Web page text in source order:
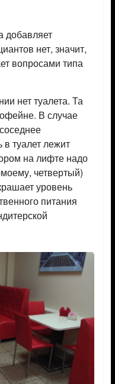
добавляет
нет, значит,
вопросами типа
нет туалета. Та
В случае
туалет лежит
на лифте надо
четвертый)
уровень
питания